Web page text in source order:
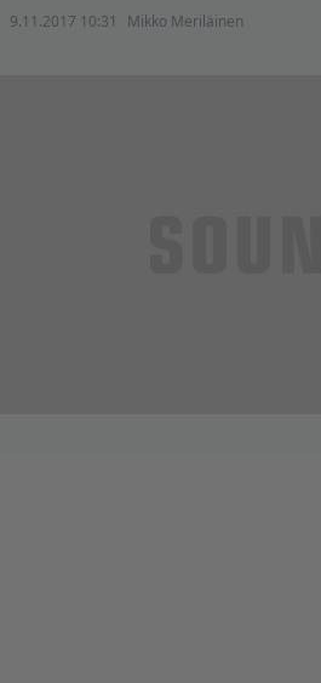
9.11.2017 10:31 Mikko Meriläinen